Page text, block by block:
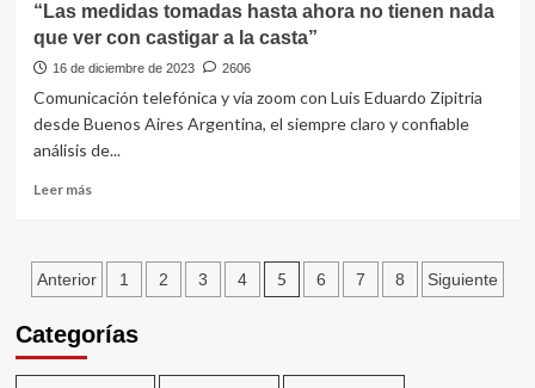
“Estas
medidas
tomadas
benefician
los
de
poderosos”.
“Las medidas tomadas hasta ahora no tienen nada
que ver con castigar a la casta”
16 de diciembre de 2023 2606
Comunicación telefónica y vía zoom con Luis Eduardo Zipitria
desde Buenos Aires Argentina, el siempre claro y confiable
análisis de...
Leer másLeer
medidas
tomadas
hasta
ahora
Paginación
de
entradas
Anterior 1 2 3 4 5 6 7 8 Siguiente
Categorías